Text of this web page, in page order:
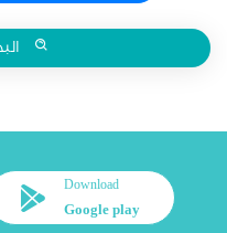
Download
Google play